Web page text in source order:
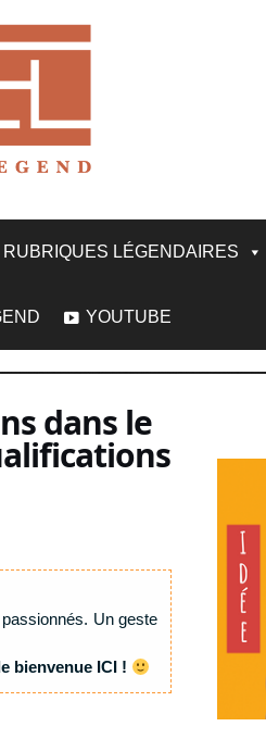
RUBRIQUES LÉGENDAIRES
YOUTUBE
dans le
Un geste
bienvenue ICI !